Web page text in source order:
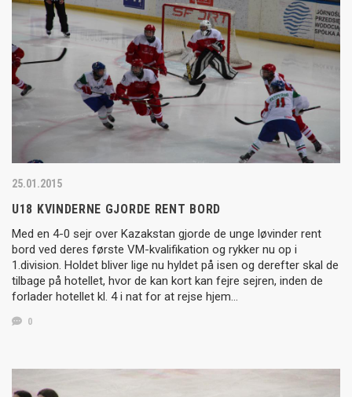
25.01.2015
U18 KVINDERNE GJORDE RENT BORD
Med en 4-0 sejr over Kazakstan gjorde de unge løvinder rent
bord ved deres første VM-kvalifikation og rykker nu op i
1.division. Holdet bliver lige nu hyldet på isen og derefter skal de
tilbage på hotellet, hvor de kan kort kan fejre sejren, inden de
forlader hotellet kl. 4 i nat for at rejse hjem…
0